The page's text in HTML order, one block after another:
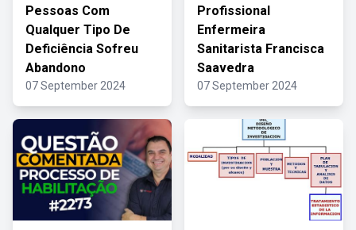
Pessoas Com
Qualquer Tipo De
Deficiência Sofreu
Abandono
07 September 2024
Profissional
Enfermeira
Sanitarista Francisca
Saavedra
07 September 2024